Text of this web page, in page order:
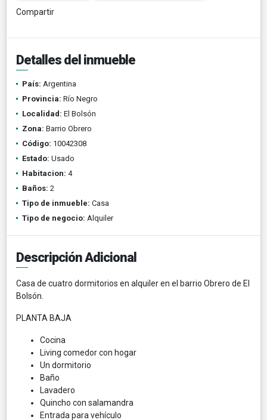
Compartir
Detalles del inmueble
País: Argentina
Provincia: Río Negro
Localidad: El Bolsón
Zona: Barrio Obrero
Código: 10042308
Estado: Usado
Habitacion: 4
Baños: 2
Tipo de inmueble: Casa
Tipo de negocio: Alquiler
Descripción Adicional
Casa de cuatro dormitorios en alquiler en el barrio Obrero de El
Bolsón.
PLANTA BAJA
Cocina
Living comedor con hogar
Un dormitorio
Baño
Lavadero
Quincho con salamandra
Entrada para vehículo